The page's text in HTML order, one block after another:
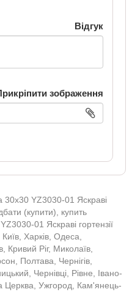
Відгук
зображення
30х30 YZ3030-01 Яскраві
(купити), купить
01 Яскраві гортензії
Харків, Одеса,
Кривий Ріг, Миколаїв,
Полтава, Чернігів,
Чернівці, Рівне, Івано-
Церква, Ужгород, Кам'янець-